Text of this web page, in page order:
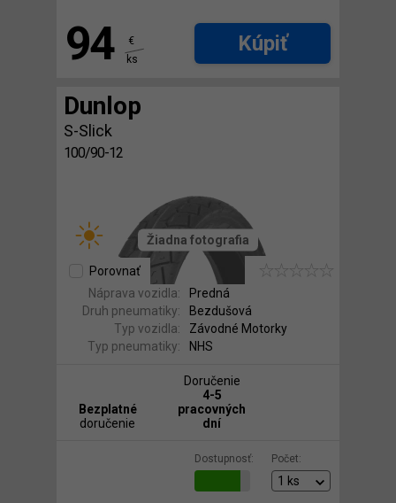
94
€
ks
Kúpiť
Dunlop
S-Slick
100/90-12
Žiadna fotografia
Porovnať
Náprava vozidla:
Predná
Druh pneumatiky:
Bezdušová
Typ vozidla:
Závodné Motorky
Typ pneumatiky:
NHS
Bezplatné
doručenie
Doručenie
4-5
pracovných
dní
Dostupnosť: Počet: